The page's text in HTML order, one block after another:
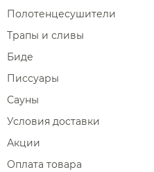
Полотенцесушители
Трапы и сливы
Биде
Писсуары
Сауны
Условия доставки
Акции
Оплата товара